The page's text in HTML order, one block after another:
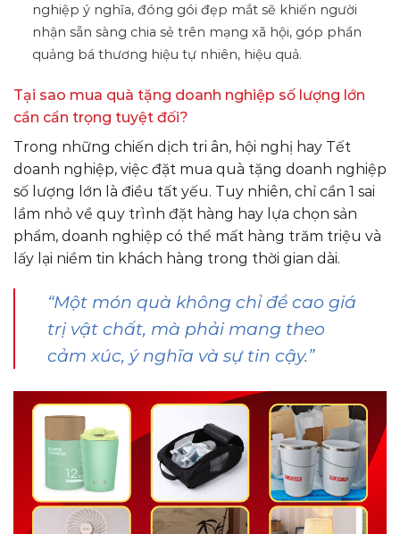
nghiệp ý nghĩa, đóng gói đẹp mắt sẽ khiến người
nhận sẵn sàng chia sẻ trên mạng xã hội, góp phần
quảng bá thương hiệu tự nhiên, hiệu quả.
Tại sao mua quà tặng doanh nghiệp số lượng lớn
cần cẩn trọng tuyệt đối?
Trong những chiến dịch tri ân, hội nghị hay Tết
doanh nghiệp, việc đặt mua quà tặng doanh nghiệp
số lượng lớn là điều tất yếu. Tuy nhiên, chỉ cần 1 sai
lầm nhỏ về quy trình đặt hàng hay lựa chọn sản
phẩm, doanh nghiệp có thể mất hàng trăm triệu và
lấy lại niềm tin khách hàng trong thời gian dài.
“Một món quà không chỉ đề cao giá
trị vật chất, mà phải mang theo
cảm xúc, ý nghĩa và sự tin cậy.”